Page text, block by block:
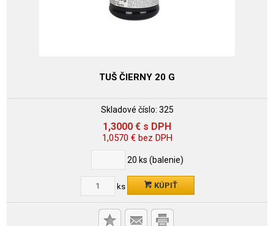
TUŠ ČIERNY 20 G
Skladové číslo: 325
1,3000 € s DPH
1,0570 €bez DPH
20 ks (balenie)
ks KÚPIŤ